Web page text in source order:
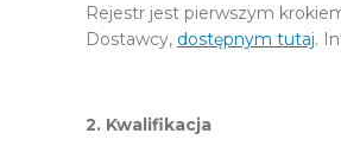
Rejestr jest pierwszym
Dostawcy, dostępnym tutaj.
2. Kwalifikacja